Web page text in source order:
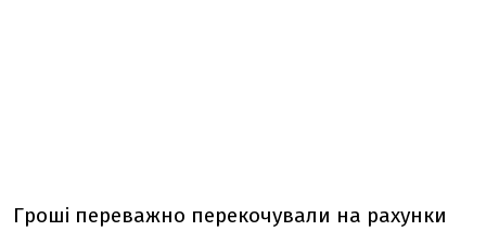
Гроші переважно перекочували на рахунки